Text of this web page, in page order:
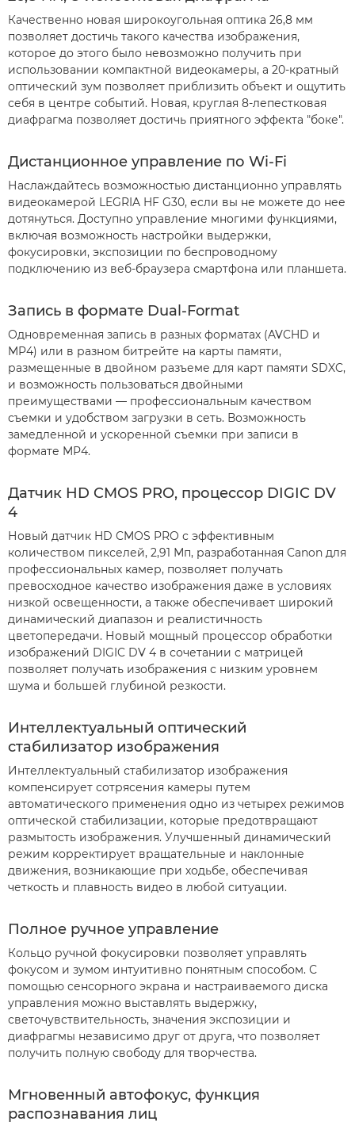
Качественно новая широкоугольная оптика 26,8 мм
позволяет достичь такого качества изображения,
которое до этого было невозможно получить при
использовании компактной видеокамеры, а 20-кратный
оптический зум позволяет приблизить объект и ощутить
себя в центре событий. Новая, круглая 8-лепестковая
диафрагма позволяет достичь приятного эффекта "боке".
Дистанционное управление по Wi-Fi
Наслаждайтесь возможностью дистанционно управлять
видеокамерой LEGRIA HF G30, если вы не можете до нее
дотянуться. Доступно управление многими функциями,
включая возможность настройки выдержки,
фокусировки, экспозиции по беспроводному
подключению из веб-браузера смартфона или планшета.
Запись в формате Dual-Format
Одновременная запись в разных форматах (AVCHD и
MP4) или в разном битрейте на карты памяти,
размещенные в двойном разъеме для карт памяти SDXC,
и возможность пользоваться двойными
преимуществами — профессиональным качеством
съемки и удобством загрузки в сеть. Возможность
замедленной и ускоренной съемки при записи в
формате MP4.
Датчик HD CMOS PRO, процессор DIGIC DV
4
Новый датчик HD CMOS PRO с эффективным
количеством пикселей, 2,91 Мп, разработанная Canon для
профессиональных камер, позволяет получать
превосходное качество изображения даже в условиях
низкой освещенности, а также обеспечивает широкий
динамический диапазон и реалистичность
цветопередачи. Новый мощный процессор обработки
изображений DIGIC DV 4 в сочетании с матрицей
позволяет получать изображения с низким уровнем
шума и большей глубиной резкости.
Интеллектуальный оптический
стабилизатор изображения
Интеллектуальный стабилизатор изображения
компенсирует сотрясения камеры путем
автоматического применения одно из четырех режимов
оптической стабилизации, которые предотвращают
размытость изображения. Улучшенный динамический
режим корректирует вращательные и наклонные
движения, возникающие при ходьбе, обеспечивая
четкость и плавность видео в любой ситуации.
Полное ручное управление
Кольцо ручной фокусировки позволяет управлять
фокусом и зумом интуитивно понятным способом. С
помощью сенсорного экрана и настраиваемого диска
управления можно выставлять выдержку,
светочувствительность, значения экспозиции и
диафрагмы независимо друг от друга, что позволяет
получить полную свободу для творчества.
Мгновенный автофокус, функция
распознавания лиц